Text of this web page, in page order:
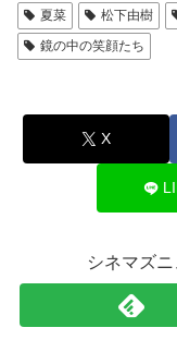
夏菜
松下由樹
鏡の中の笑顔たち
X
シネマズ